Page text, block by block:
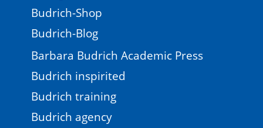
Budrich-Shop
Budrich-Blog
Barbara Budrich Academic Press
Budrich inspirited
Budrich training
Budrich agency